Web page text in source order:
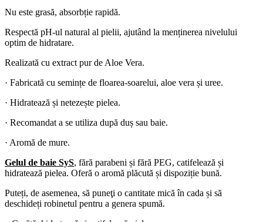
Nu este grasă, absorbție rapidă.
Respectă pH-ul natural al pielii, ajutând la menținerea nivelului
optim de hidratare.
Realizată cu extract pur de Aloe Vera.
· Fabricată cu semințe de floarea-soarelui, aloe vera și uree.
· Hidratează și netezește pielea.
· Recomandat a se utiliza după duș sau baie.
· Aromă de mure.
Gelul de baie SyS, fără parabeni și fără PEG, catifelează și
hidratează pielea. Oferă o aromă plăcută și dispoziție bună.
Puteți, de asemenea, să puneţi o cantitate mică în cada și să
deschideți robinetul pentru a genera spumă.